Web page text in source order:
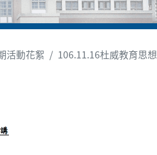
活動花絮 106.11.16杜威教育思